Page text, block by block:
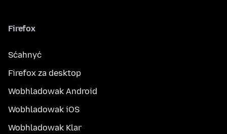
Firefox
Sćahnyć
Firefox za desktop
Wobhladowak Android
Wobhladowak iOS
Wobhladowak Klar